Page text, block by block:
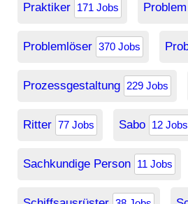
Praktiker 171 Jobs
Problemlöser 370 Jobs
Prozessgestaltung 229 Jobs
Ritter 77 Jobs Sabo 12 Jobs
Sachkundige Person 11 Jobs